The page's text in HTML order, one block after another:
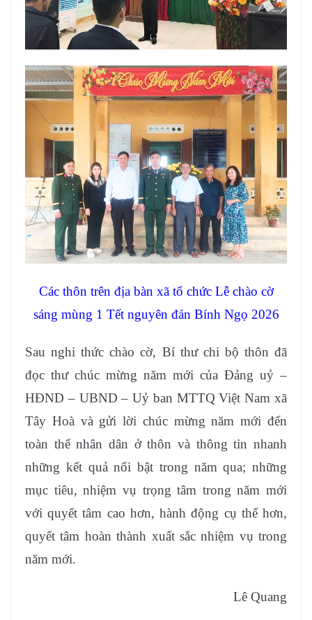
Các thôn trên địa bàn xã tổ chức Lễ chào cờ
sáng mùng 1 Tết nguyên đán Bính Ngọ 2026
Sau nghi thức chào cờ, Bí thư chi bộ thôn đã
đọc thư chúc mừng năm mới của Đảng uỷ –
HĐND – UBND – Uỷ ban MTTQ Việt Nam xã
Tây Hoà và gửi lời chúc mừng năm mới đến
toàn thể nhân dân ở thôn và thông tin nhanh
những kết quả nổi bật trong năm qua; những
mục tiêu, nhiệm vụ trọng tâm trong năm mới
với quyết tâm cao hơn, hành động cụ thể hơn,
quyết tâm hoàn thành xuất sắc nhiệm vụ trong
năm mới.
Lê Quang